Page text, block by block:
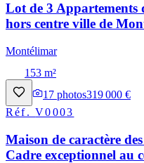
Lot de 3 Appartements
hors centre ville de
Montélimar
153 m²
17 photos319 000 €
Réf.V0003
Maison de caractère
Cadre exceptionnel au